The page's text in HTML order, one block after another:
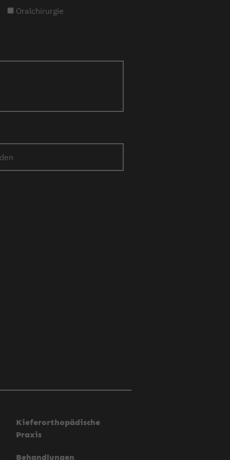
Oralchirurgie
Kieferorthopädische
Praxis
Behandlungen